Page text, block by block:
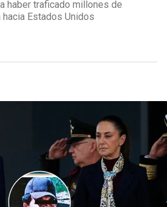
haber traficado millones de
Estados Unidos